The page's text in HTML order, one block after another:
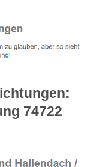
74722